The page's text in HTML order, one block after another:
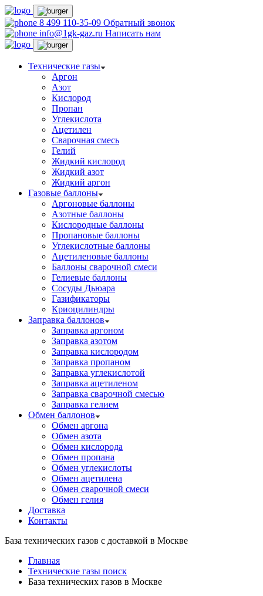
8 499 110-35-09 Обратный звонок
info@1gk-gaz.ru Написать нам
Технические газы
Аргон
Азот
Кислород
Пропан
Углекислота
Ацетилен
Сварочная смесь
Гелий
Жидкий кислород
Жидкий азот
Жидкий аргон
Газовые баллоны
Аргоновые баллоны
Азотные баллоны
Кислородные баллоны
Пропановые баллоны
Углекислотные баллоны
Ацетиленовые баллоны
Баллоны сварочной смеси
Гелиевые баллоны
Сосуды Дьюара
Газификаторы
Криоцилиндры
Заправка баллонов
Заправка аргоном
Заправка азотом
Заправка кислородом
Заправка пропаном
Заправка углекислотой
Заправка ацетиленом
Заправка сварочной смесью
Заправка гелием
Обмен баллонов
Обмен аргона
Обмен азота
Обмен кислорода
Обмен пропана
Обмен углекислоты
Обмен ацетилена
Обмен сварочной смеси
Обмен гелия
Доставка
Контакты
База технических газов с доставкой в Москве
Главная
Технические газы поиск
База технических газов в Москве